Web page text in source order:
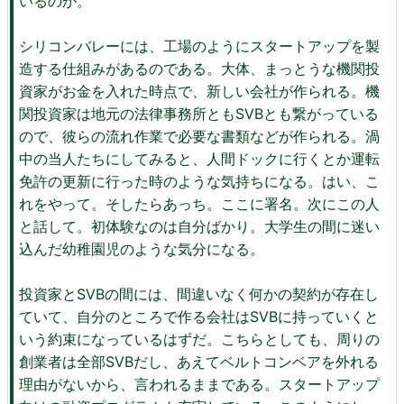
シリコンバレーには、工場のようにスタートアップを製
造する仕組みがあるのである。大体、まっとうな機関投
資家がお金を入れた時点で、新しい会社が作られる。機
関投資家は地元の法律事務所ともSVBとも繋がっている
ので、彼らの流れ作業で必要な書類などが作られる。渦
中の当人たちにしてみると、人間ドックに行くとか運転
免許の更新に行った時のような気持ちになる。はい、こ
れをやって。そしたらあっち。ここに署名。次にこの人
と話して。初体験なのは自分ばかり。大学生の間に迷い
込んだ幼稚園児のような気分になる。
投資家とSVBの間には、間違いなく何かの契約が存在し
ていて、自分のところで作る会社はSVBに持っていくと
いう約束になっているはずだ。こちらとしても、周りの
創業者は全部SVBだし、あえてベルトコンベアを外れる
理由がないから、言われるままである。スタートアップ